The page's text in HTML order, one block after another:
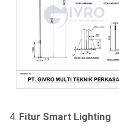
4. Fitur Smart Lighting